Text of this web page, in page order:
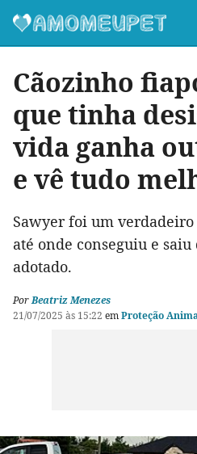
Cãozinho
que tinha
vida ganha
e vê tudo
Sawyer foi um
até onde conseguiu e
adotado.
PorBeatriz Menezes
21/07/2025 às 15:22 emProteção